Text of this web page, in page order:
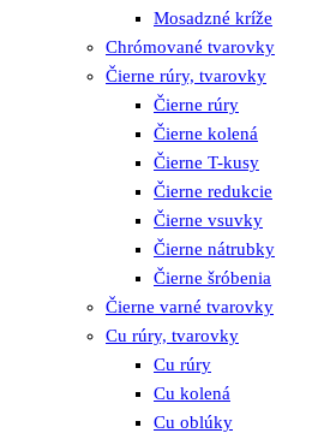
Mosadzné kríže
Chrómované tvarovky
Čierne rúry, tvarovky
Čierne rúry
Čierne kolená
Čierne T-kusy
Čierne redukcie
Čierne vsuvky
Čierne nátrubky
Čierne šróbenia
Čierne varné tvarovky
Cu rúry, tvarovky
Cu rúry
Cu kolená
Cu oblúky